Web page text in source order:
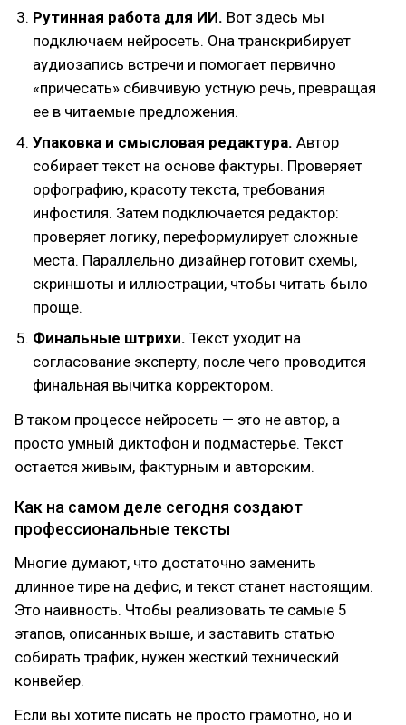
Рутинная работа для ИИ. Вот здесь мы
подключаем нейросеть. Она транскрибирует
аудиозапись встречи и помогает первично
«причесать» сбивчивую устную речь, превращая
ее в читаемые предложения.
Упаковка и смысловая редактура. Автор
собирает текст на основе фактуры. Проверяет
орфографию, красоту текста, требования
инфостиля. Затем подключается редактор:
проверяет логику, переформулирует сложные
места. Параллельно дизайнер готовит схемы,
скриншоты и иллюстрации, чтобы читать было
проще.
Финальные штрихи. Текст уходит на
согласование эксперту, после чего проводится
финальная вычитка корректором.
В таком процессе нейросеть — это не автор, а
просто умный диктофон и подмастерье. Текст
остается живым, фактурным и авторским.
Как на самом деле сегодня создают
профессиональные тексты
Многие думают, что достаточно заменить
длинное тире на дефис, и текст станет настоящим.
Это наивность. Чтобы реализовать те самые 5
этапов, описанных выше, и заставить статью
собирать трафик, нужен жесткий технический
конвейер.
Если вы хотите писать не просто грамотно, но и